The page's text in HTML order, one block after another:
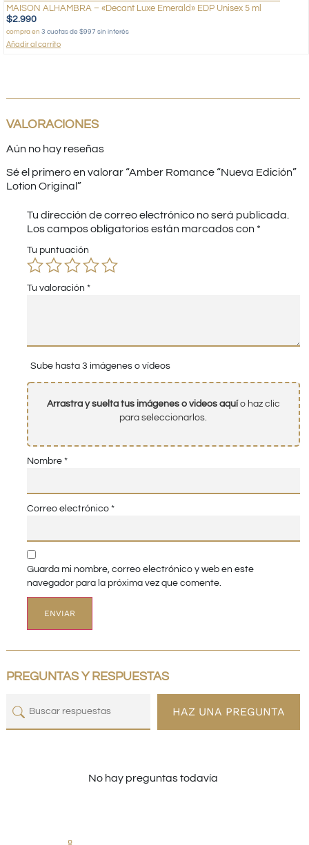
MAISON ALHAMBRA – «Decant Luxe Emerald» EDP Unisex 5 ml
$2.990
compra en 3 cuotas de $997 sin interés
Añadir al carrito
VALORACIONES
Aún no hay reseñas
Sé el primero en valorar “Amber Romance “Nueva Edición”
Lotion Original”
Tu dirección de correo electrónico no será publicada.
Los campos obligatorios están marcados con *
Tu puntuación
Tu valoración *
Sube hasta 3 imágenes o vídeos
Arrastra y suelta tus imágenes o videos aquío haz clic
para seleccionarlos.
Nombre *
Correo electrónico *
Guarda mi nombre, correo electrónico y web en este
navegador para la próxima vez que comente.
PREGUNTAS Y RESPUESTAS
HAZ UNA PREGUNTA
No hay preguntas todavía